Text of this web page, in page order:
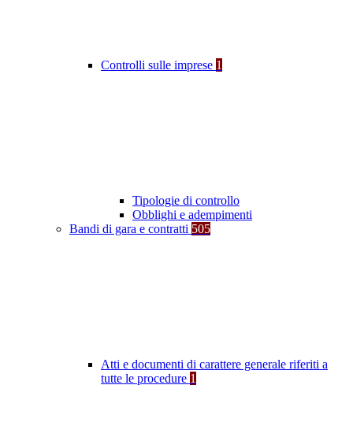
Controlli sulle imprese 1
Tipologie di controllo
Obblighi e adempimenti
Bandi di gara e contratti 505
Atti e documenti di carattere generale riferiti a
tutte le procedure 1